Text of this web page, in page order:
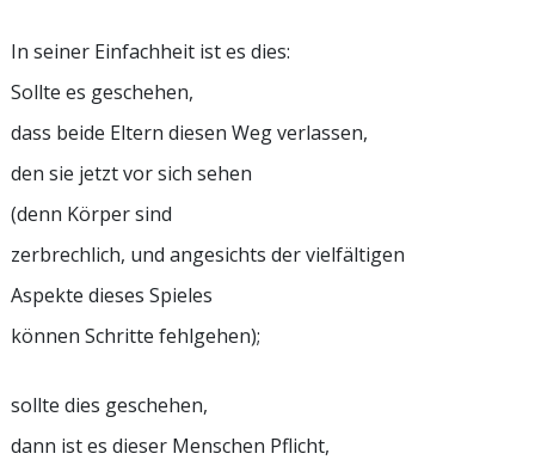
In seiner Einfachheit ist es dies:
Sollte es geschehen,
dass beide Eltern diesen Weg verlassen,
den sie jetzt vor sich sehen
(denn Körper sind
zerbrechlich, und angesichts der vielfältigen
Aspekte dieses Spieles
können Schritte fehlgehen);
sollte dies geschehen,
dann ist es dieser Menschen Pflicht,